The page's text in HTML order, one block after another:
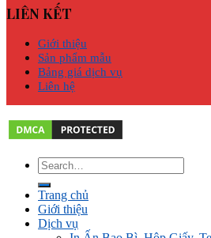
LIÊN KẾT
Giới thiệu
Sản phẩm mẫu
Bảng giá dịch vụ
Liên hệ
Trang chủ
Giới thiệu
Dịch vụ